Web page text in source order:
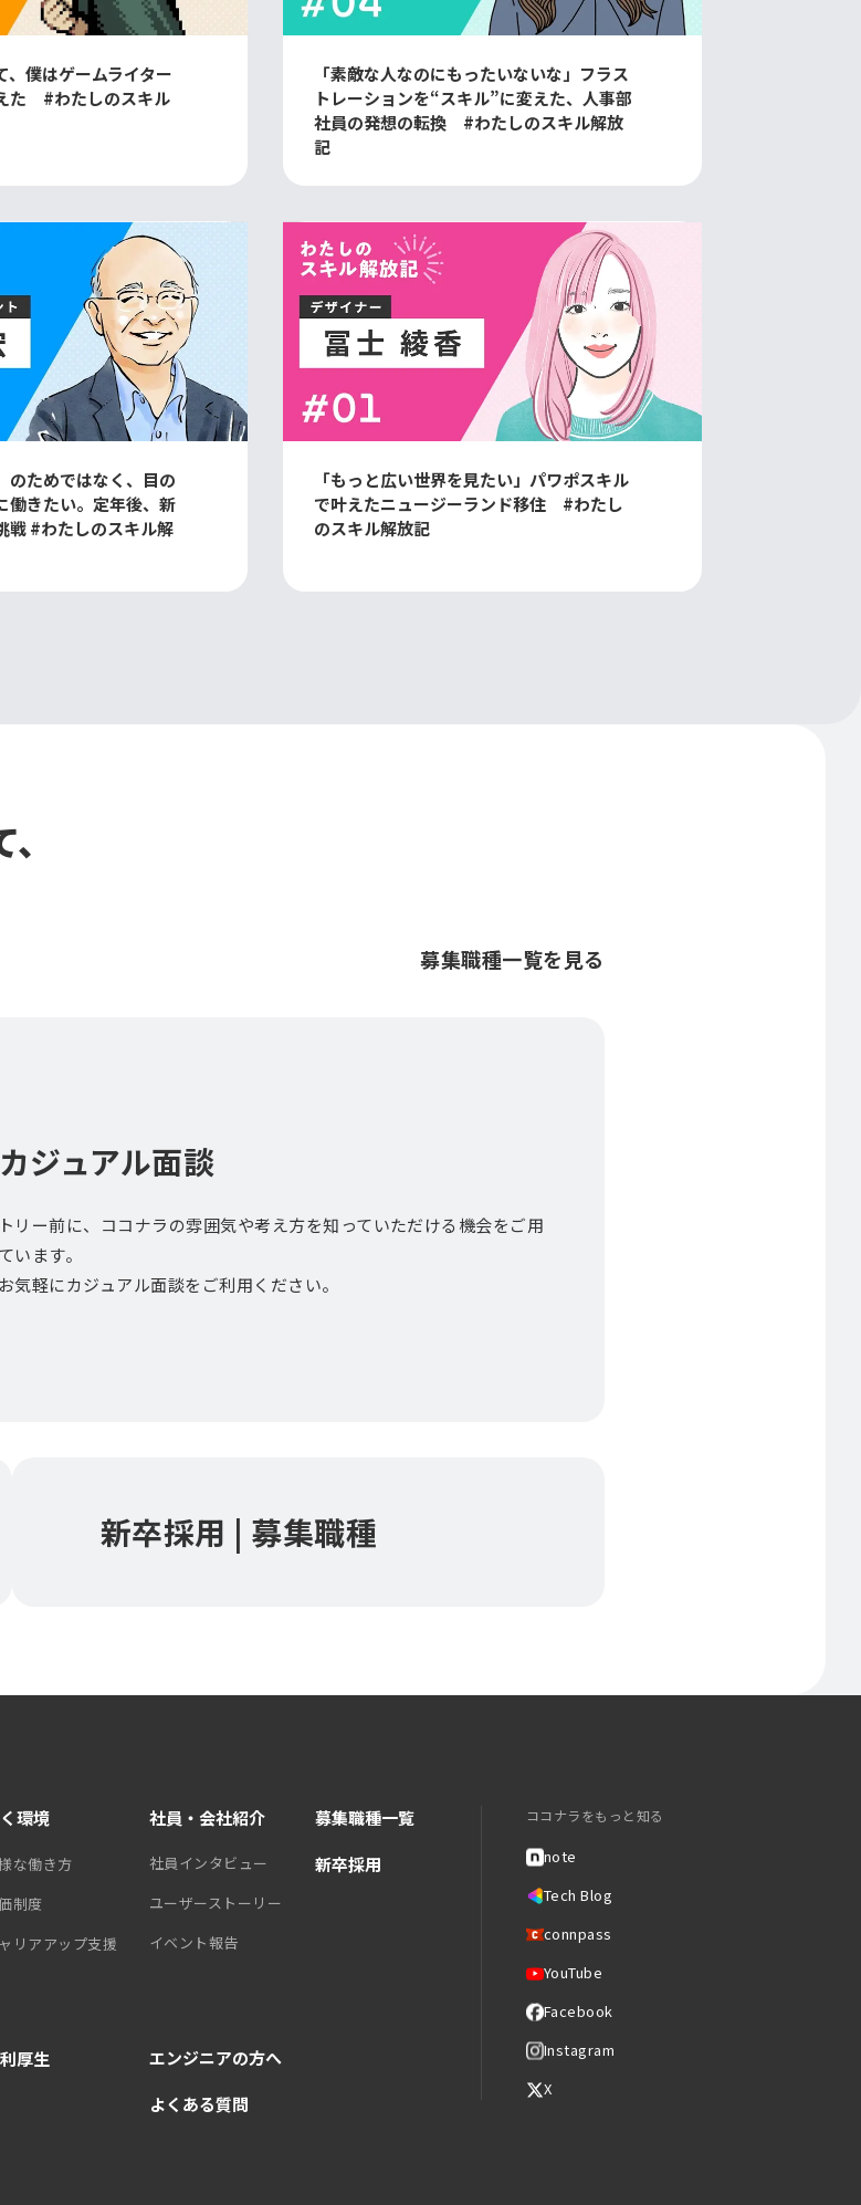
、僕はゲームライター
た #わたしのスキル
「素敵な人なのにもったいないな」フラス
トレーションを“スキル”に変えた、人事部
社員の発想の転換 #わたしのスキル解放
記
のためではなく、目の
働きたい。定年後、新
戦 #わたしのスキル解
「もっと広い世界を見たい」パワポスキル
で叶えたニュージーランド移住 #わたし
のスキル解放記
募集職種一覧を見る
カジュアル面談
リー前に、ココナラの雰囲気や考え方を知っていただける機会をご用
います。
気軽にカジュアル面談をご利用ください。
新卒採用 | 募集職種
環境
な働き方
制度
リアアップ支援
厚生
社員・会社紹介
社員インタビュー
ユーザーストーリー
イベント報告
エンジニアの方へ
よくある質問
募集職種一覧
新卒採用
ココナラをもっと知る
note
Tech Blog
connpass
YouTube
Facebook
Instagram
X